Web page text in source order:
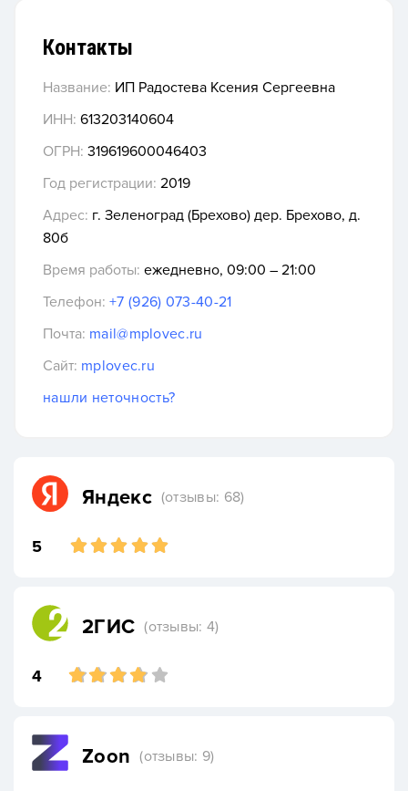
Контакты
Название: ИП Радостева Ксения Сергеевна
ИНН: 613203140604
ОГРН: 319619600046403
Год регистрации: 2019
Адрес: г. Зеленоград (Брехово) дер. Брехово, д.
80б
Время работы: ежедневно, 09:00 – 21:00
Телефон: +7 (926) 073-40-21
Почта: mail@mplovec.ru
Сайт: mplovec.ru
нашли неточность?
Яндекс (отзывы: 68)
5
2ГИС (отзывы: 4)
4
Zoon (отзывы: 9)